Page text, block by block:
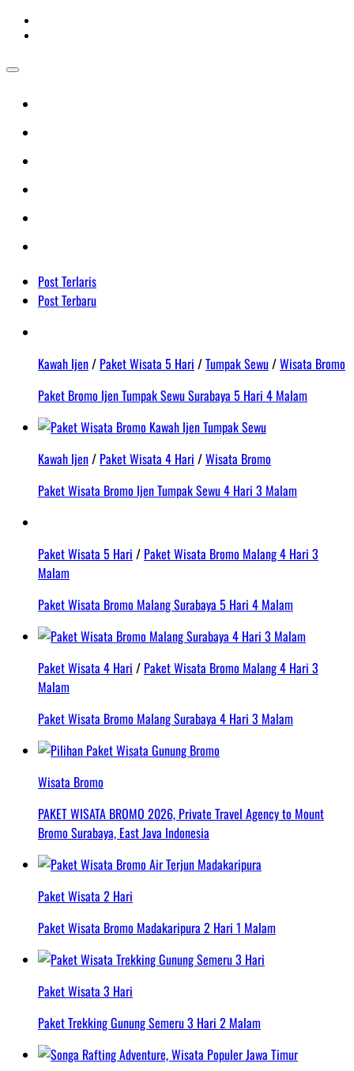
Post Terlaris
Post Terbaru
Kawah Ijen/ Paket Wisata 5 Hari /Tumpak Sewu/Wisata Bromo
Paket Bromo Ijen Tumpak Sewu Surabaya 5 Hari 4 Malam
Kawah Ijen/ Paket Wisata 4 Hari /Wisata Bromo
Paket Wisata Bromo Ijen Tumpak Sewu 4 Hari 3 Malam
Paket Wisata 5 Hari / Paket Wisata Bromo Malang 4 Hari 3
Malam
Paket Wisata Bromo Malang Surabaya 5 Hari 4 Malam
Paket Wisata 4 Hari / Paket Wisata Bromo Malang 4 Hari 3
Malam
Paket Wisata Bromo Malang Surabaya 4 Hari 3 Malam
Wisata Bromo
PAKET WISATA BROMO 2026, Private Travel Agency to Mount
Bromo Surabaya, East Java Indonesia
Paket Wisata 2 Hari
Paket Wisata Bromo Madakaripura 2 Hari 1 Malam
Paket Wisata 3 Hari
Paket Trekking Gunung Semeru 3 Hari 2 Malam